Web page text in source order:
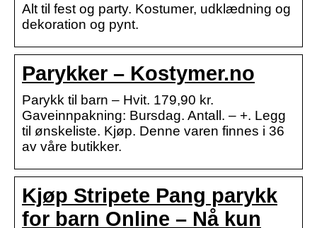
Alt til fest og party. Kostumer, udklædning og
dekoration og pynt.
Parykker – Kostymer.no
Parykk til barn – Hvit. 179,90 kr.
Gaveinnpakning: Bursdag. Antall. – +. Legg
til ønskeliste. Kjøp. Denne varen finnes i 36
av våre butikker.
Kjøp Stripete Pang parykk
for barn Online – Nå kun